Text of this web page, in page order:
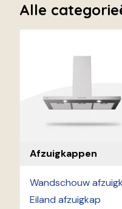
Alle
Afzuigkappen
Wandschouw
Eiland afzuigkap